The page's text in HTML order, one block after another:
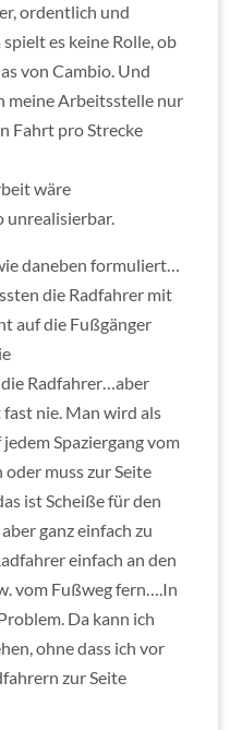
ordentlich und
es keine Rolle, ob
von Cambio. Und
meine Arbeitsstelle nur
Fahrt pro Strecke
wäre
unrealisierbar.
daneben formuliert…
die Radfahrer mit
auf die Fußgänger
Radfahrer…aber
nie. Man wird als
Spaziergang vom
muss zur Seite
ist Scheiße für den
ganz einfach zu
einfach an den
vom Fußweg fern….In
Da kann ich
ohne dass ich vor
zur Seite